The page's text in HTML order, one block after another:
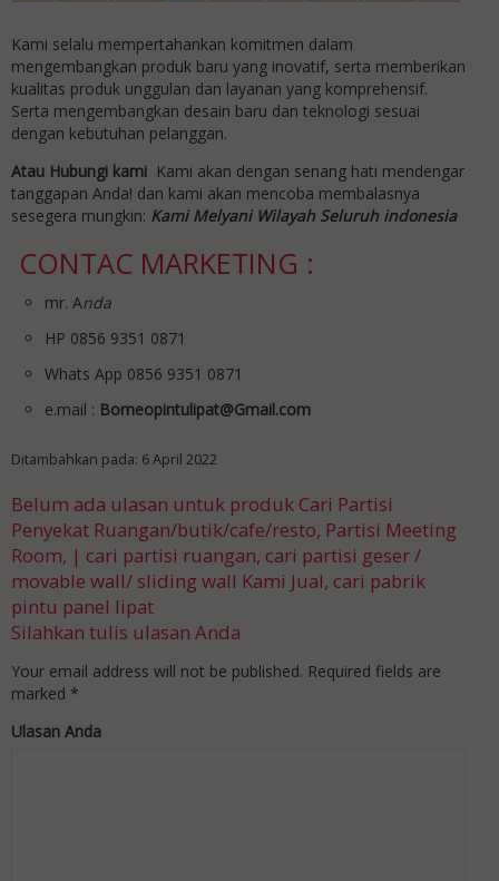
Kami selalu mempertahankan komitmen dalam
mengembangkan produk baru yang inovatif, serta memberikan
kualitas produk unggulan dan layanan yang komprehensif.
Serta mengembangkan desain baru dan teknologi sesuai
dengan kebutuhan pelanggan.
Atau Hubungi kami Kami akan dengan senang hati mendengar
tanggapan Anda! dan kami akan mencoba membalasnya
sesegera mungkin: Kami Melyani Wilayah Seluruh indonesia
CONTAC MARKETING :
mr. Anda
HP 0856 9351 0871
Whats App 0856 9351 0871
e.mail : Borneopintulipat@Gmail.com
Ditambahkan pada: 6 April 2022
Belum ada ulasan untuk produk Cari Partisi
Penyekat Ruangan/butik/cafe/resto, Partisi Meeting
Room, | cari partisi ruangan, cari partisi geser /
movable wall/ sliding wall Kami Jual, cari pabrik
pintu panel lipat
Silahkan tulis ulasan Anda
Your email address will not be published. Required fields are
marked *
Ulasan Anda